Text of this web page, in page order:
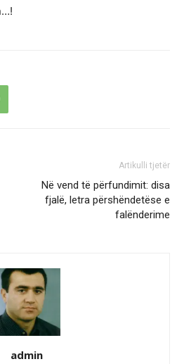
Artikulli tjetër
Në vend të përfundimit: disa
fjalë, letra përshëndetëse e
falënderime
admin